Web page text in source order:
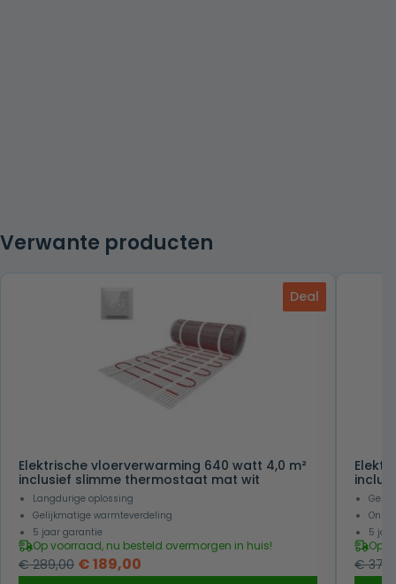
Verwante producten
Elektrische vloerverwarming 640 watt 4,0 m²
inclusief slimme thermostaat mat wit
Langdurige oplossing
Gelijkmatige warmteverdeling
5 jaar garantie
Op voorraad, nu besteld overmorgen in huis!
€289,00 Oorspronkelijke
€189,00
Deal
5
Op
€